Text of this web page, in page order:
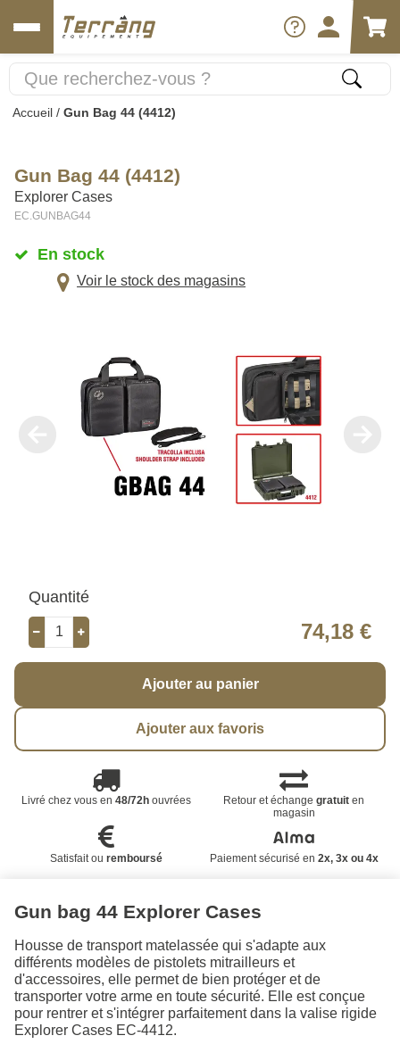
Accueil / Gun Bag 44 (4412)
Gun Bag 44 (4412)
Explorer Cases
EC.GUNBAG44
En stock
Voir le stock des magasins
Quantité
74,18 €
Ajouter au panier
Ajouter aux favoris
Livré chez vous en 48/72houvrées Retour et échangegratuit en
magasin
Satisfait ou remboursé Paiement sécurisé en 2x, 3x ou 4x
Gun bag 44 Explorer Cases
Housse de transport matelassée qui s'adapte aux
différents modèles de pistolets mitrailleurs et
d'accessoires, elle permet de bien protéger et de
transporter votre arme en toute sécurité. Elle est conçue
pour rentrer et s'intégrer parfaitement dans la valise rigide
Explorer Cases EC-4412.